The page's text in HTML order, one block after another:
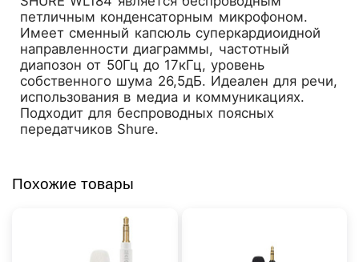
петличным конденсаторным микрофоном.
Имеет сменный капсюль суперкардиоидной
направленности диаграммы, частотный
диапозон от 50Гц до 17кГц, уровень
собственного шума 26,5дБ. Идеален для речи,
использования в медиа и коммуникациях.
Подходит для беспроводных поясных
передатчиков Shure.
Похожие товары